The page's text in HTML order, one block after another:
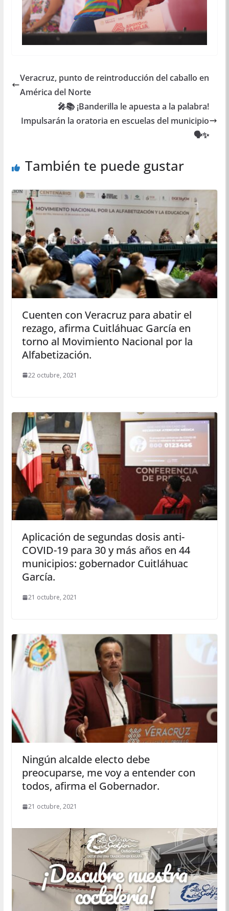
Veracruz, punto de reintroducción del caballo en
América del Norte
🎤📚 ¡Banderilla le apuesta a la palabra!
Impulsarán la oratoria en escuelas del municipio
🗣️✨
También te puede gustar
Cuenten con Veracruz para abatir el
rezago, afirma Cuitláhuac García en
torno al Movimiento Nacional por la
Alfabetización.
22 octubre, 2021
Aplicación de segundas dosis anti-
COVID-19 para 30 y más años en 44
municipios: gobernador Cuitláhuac
García.
21 octubre, 2021
Ningún alcalde electo debe
preocuparse, me voy a entender con
todos, afirma el Gobernador.
21 octubre, 2021